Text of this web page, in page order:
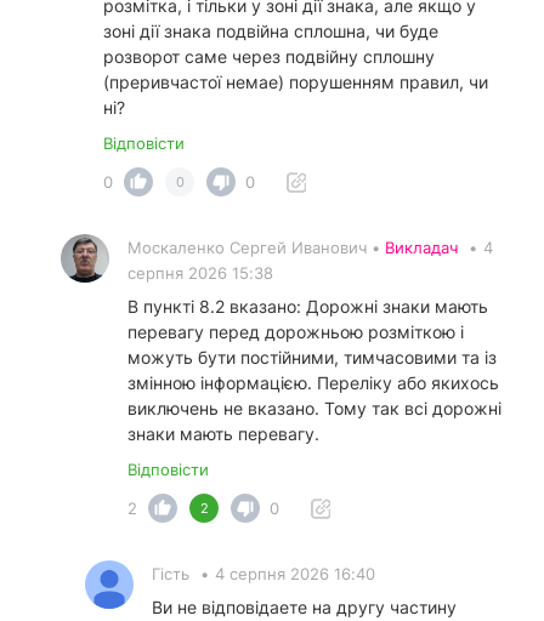
розмітка, і тільки у зоні дії знака, але якщо у
зоні дії знака подвійна сплошна, чи буде
розворот саме через подвійну сплошну
(преривчастої немае) порушенням правил, чи
ні?
Відповісти
0
0 0
Москаленко Сергей Иванович • Викладач • 4
серпня 2026 15:38
В пункті 8.2 вказано: Дорожні знаки мають
перевагу перед дорожньою розміткою і
можуть бути постійними, тимчасовими та із
змінною інформацією. Переліку або якихось
виключень не вказано. Тому так всі дорожні
знаки мають перевагу.
Відповісти
2
2 0
Гість • 4 серпня 2026 16:40
Ви не відповідаете на другу частину